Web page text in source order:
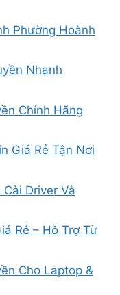
Phường Hoành
Nhanh
Chính Hãng
Giá Rẻ Tận Nơi
Driver Và
Rẻ – Hỗ Trợ Từ
Cho Laptop &